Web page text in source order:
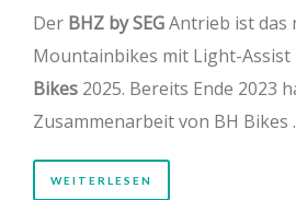
Der BHZ by SEGAntrieb ist das
Mountainbikes mit Light-
Bikes 2025. Bereits Ende 2023
Zusammenarbeit von BH Bikes
WEITERLESEN